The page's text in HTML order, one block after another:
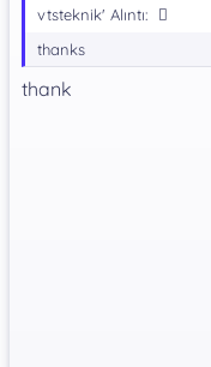
vtsteknik' Alıntı:
thanks
thank